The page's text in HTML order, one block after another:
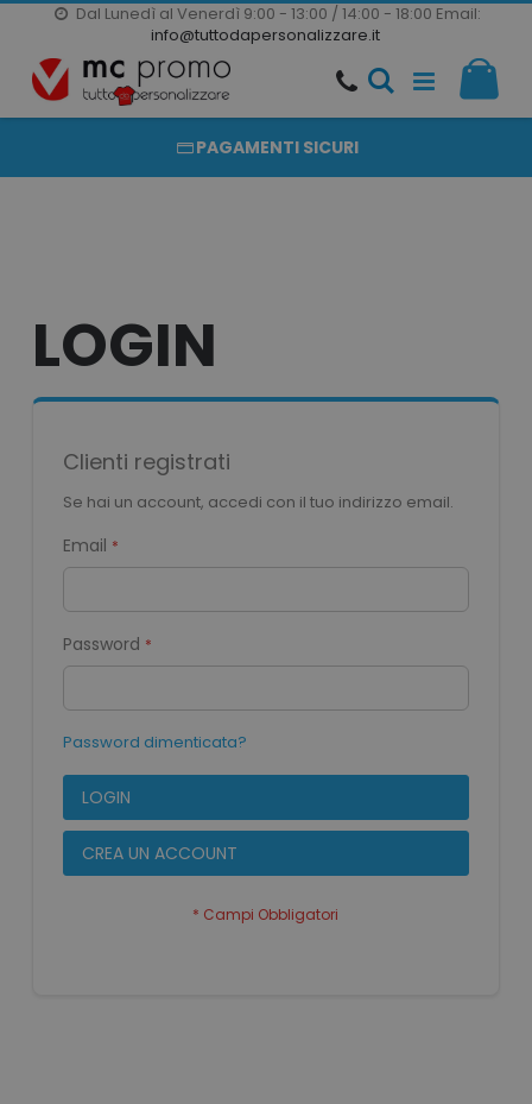
Dal Lunedì al Venerdì 9:00 - 13:00 / 14:00 - 18:00 Email:
info@tuttodapersonalizzare.it
Salta
al
contenuto
20000 PRODOTTI
PRODOTTI COMPLETAMENTE PERSONALIZZABILI
PAGAMENTI SICURI
LOGIN
Clienti registrati
Se hai un account, accedi con il tuo indirizzo email.
Email
Password
Password dimenticata?
LOGIN
CREA UN ACCOUNT